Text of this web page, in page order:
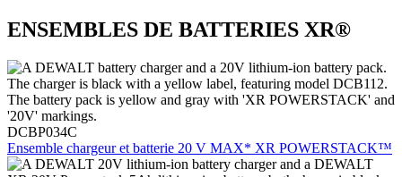
ENSEMBLES DE BATTERIES XR®
DCBP034C
Ensemble chargeur et batterie 20 V MAX* XR POWERSTACK™